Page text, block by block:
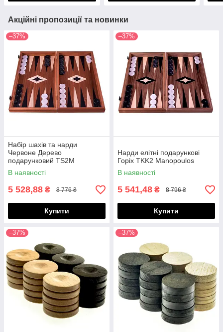
Акційні пропозиції та новинки
–37%
Набір шахів та нарди
Червоне Дерево
подарунковий TS2M
Manopoulos
В наявності
5 528,88 ₴ 8 776 ₴
Купити
–37%
Нарди елітні подарункові
Горіх TKK2 Manopoulos
В наявності
5 541,48 ₴ 8 796 ₴
Купити
–37% –37%